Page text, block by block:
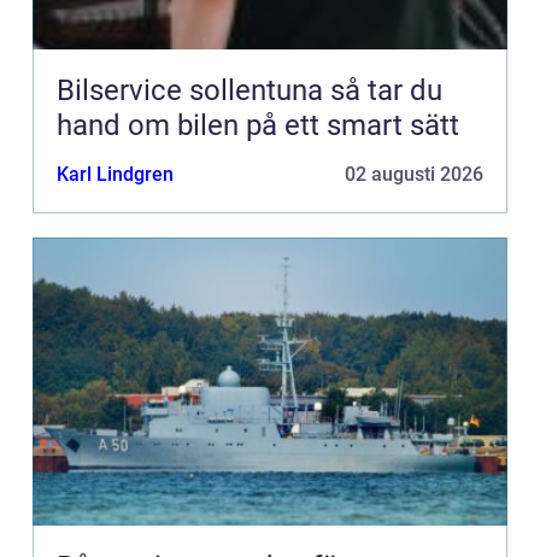
Bilservice sollentuna så tar du
hand om bilen på ett smart sätt
Karl Lindgren 02 augusti 2026